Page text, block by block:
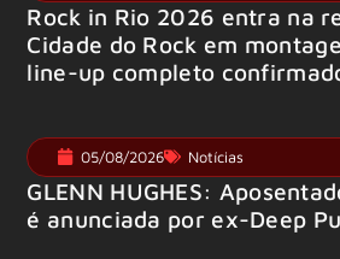
Rock in Rio 2026 entra na
Cidade do Rock em
line-up completo
05/08/2026 Notícias
GLENN HUGHES:
é anunciada por ex-Deep